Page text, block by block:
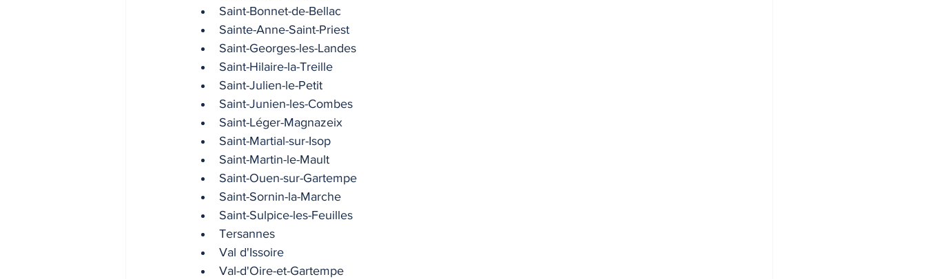
Saint-Bonnet-de-Bellac
Sainte-Anne-Saint-Priest
Saint-Georges-les-Landes
Saint-Hilaire-la-Treille
Saint-Julien-le-Petit
Saint-Junien-les-Combes
Saint-Léger-Magnazeix
Saint-Martial-sur-Isop
Saint-Martin-le-Mault
Saint-Ouen-sur-Gartempe
Saint-Sornin-la-Marche
Saint-Sulpice-les-Feuilles
Tersannes
Val d'Issoire
Val-d'Oire-et-Gartempe